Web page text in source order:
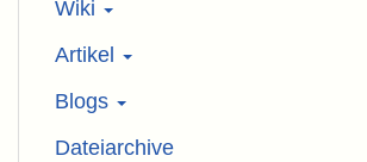
Wiki
Artikel
Blogs
Dateiarchive